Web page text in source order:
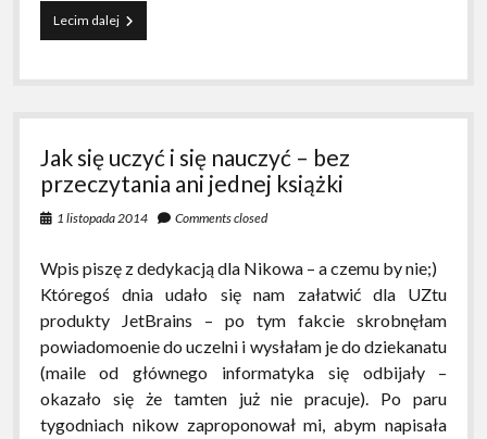
Lecim dalejŚwietlica
wiejska
Jak się uczyć i się nauczyć – bez
przeczytania ani jednej książki
1 listopada 2014 Comments closed
Wpis piszę z dedykacją dla Nikowa – a czemu by nie;)
Któregoś dnia udało się nam załatwić dla UZtu
produkty JetBrains – po tym fakcie skrobnęłam
powiadomoenie do uczelni i wysłałam je do dziekanatu
(maile od głównego informatyka się odbijały –
okazało się że tamten już nie pracuje). Po paru
tygodniach nikow zaproponował mi, abym napisała